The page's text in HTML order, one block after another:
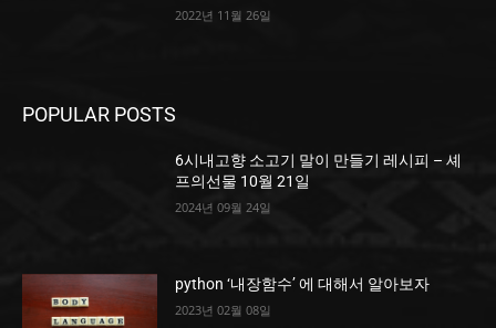
2022년 11월 26일
POPULAR POSTS
6시내고향 소고기 말이 만들기 레시피 – 셰
프의선물 10월 21일
2024년 09월 24일
python ‘내장함수’ 에 대해서 알아보자
2023년 02월 08일